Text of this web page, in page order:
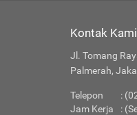
Kontak Kami
Jl. Tomang
Palmerah,
Telepon
:
Jam Kerja
: